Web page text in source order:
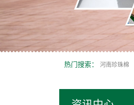
热门搜索： 河南珍珠棉